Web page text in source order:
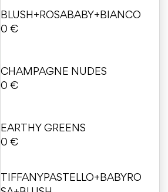
BLUSH+ROSABABY+BIANCO
0 €
CHAMPAGNE NUDES
0 €
EARTHY GREENS
0 €
TIFFANYPASTELLO+BABYRO